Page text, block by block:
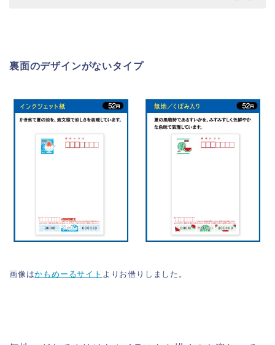
裏面のデザインがないタイプ
画像はかもめーるサイト よりお借りしました。